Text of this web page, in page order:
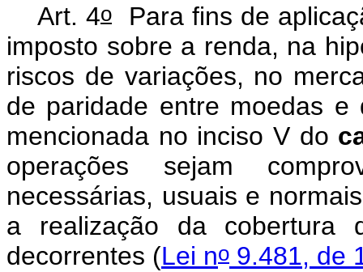
Art. 4o
Para fins de
imposto sobre a renda, na
riscos de variações, no
de paridade entre moedas
mencionada no inciso V do
operações sejam
necessárias, usuais e
a realização da cobertura
decorrentes (Lei no 9.481, de